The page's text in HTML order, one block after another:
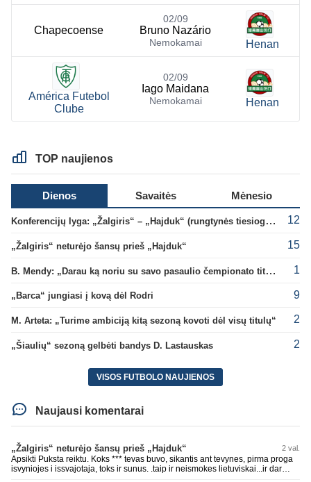
Chapecoense
02/09
Bruno Nazário
Nemokamai Henan
América Futebol
Clube
02/09
Iago Maidana
Nemokamai Henan
TOP naujienos
Dienos Savaitės Mėnesio
Konferencijų lyga: „Žalgiris“ – „Hajduk“ (rungtynės tiesiogiai) 12
„Žalgiris“ neturėjo šansų prieš „Hajduk“ 15
B. Mendy: „Darau ką noriu su savo pasaulio čempionato titulu“ 1
„Barca“ jungiasi į kovą dėl Rodri 9
M. Arteta: „Turime ambiciją kitą sezoną kovoti dėl visų titulų“ 2
„Šiaulių“ sezoną gelbėti bandys D. Lastauskas 2
VISOS FUTBOLO NAUJIENOS
Naujausi komentarai
„Žalgiris“ neturėjo šansų prieš „Hajduk“ 2 val.
Apsikti Puksta reiktu. Koks *** tevas buvo, sikantis ant tevynes, pirma proga
isvyniojes i issvajotaja, toks ir sunus. .taip ir neismokes lietuviskai...ir dar